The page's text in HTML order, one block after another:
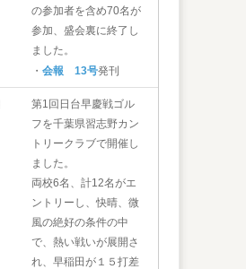
の参加者を含め70名が
参加、盛会裏に終了し
ました。
・ 会報 13号発刊
第1回日台早慶戦ゴル
フを千葉県習志野カン
トリークラブで開催し
ました。
両校6名、計12名がエ
ントリーし、快晴、微
風の絶好の条件の中
で、熱い戦いが展開さ
れ、早稲田が１５打差